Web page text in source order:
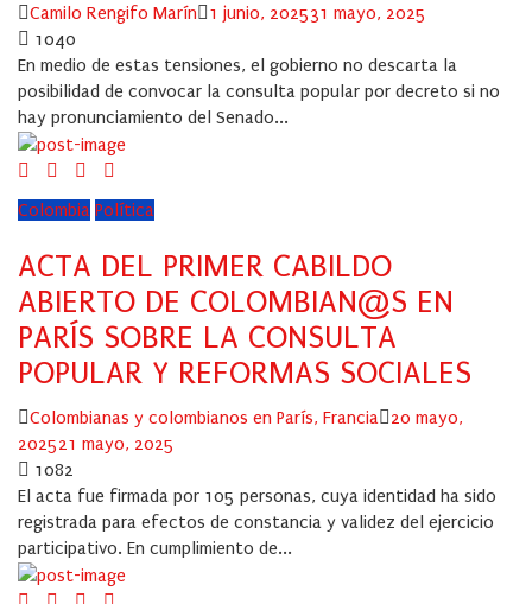
Author
Camilo Rengifo Marín
Posted
1 junio, 202531 mayo, 2025
1040
En medio de estas tensiones, el gobierno no descarta la
posibilidad de convocar la consulta popular por decreto si no
hay pronunciamiento del Senado...
Colombia Política
ACTA DEL PRIMER CABILDO
ABIERTO DE COLOMBIAN@S EN
PARÍS SOBRE LA CONSULTA
POPULAR Y REFORMAS SOCIALES
Author
Colombianas y colombianos en París, Francia
Posted
20 mayo,
202521 mayo, 2025
1082
El acta fue firmada por 105 personas, cuya identidad ha sido
registrada para efectos de constancia y validez del ejercicio
participativo. En cumplimiento de...